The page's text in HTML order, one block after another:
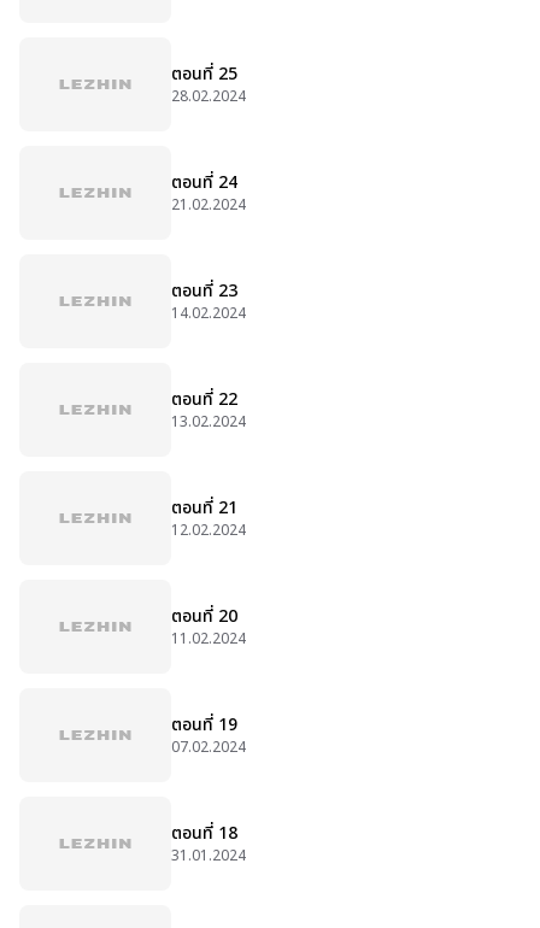
ตอนที่ 25
28.02.2024
ตอนที่ 24
21.02.2024
ตอนที่ 23
14.02.2024
ตอนที่ 22
13.02.2024
ตอนที่ 21
12.02.2024
ตอนที่ 20
11.02.2024
ตอนที่ 19
07.02.2024
ตอนที่ 18
31.01.2024